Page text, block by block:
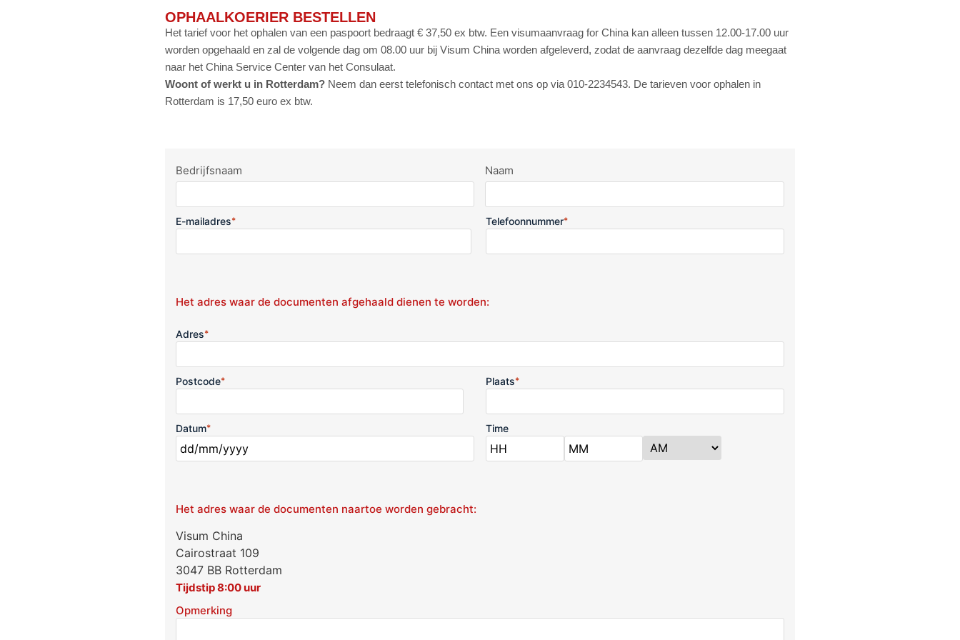
OPHAALKOERIER BESTELLEN
Het tarief voor het ophalen van een paspoort bedraagt € 37,50 ex btw. Een visumaanvraag for China kan alleen tussen 12.00-17.00 uur
worden opgehaald en zal de volgende dag om 08.00 uur bij Visum China worden afgeleverd, zodat de aanvraag dezelfde dag meegaat
naar het China Service Center van het Consulaat.
Woont of werkt u in Rotterdam? Neem dan eerst telefonisch contact met ons op via 010-2234543. De tarieven voor ophalen in
Rotterdam is 17,50 euro ex btw.
Bedrijfsnaam Naam
E-mailadres* Telefoonnummer*
Het adres waar de documenten afgehaald dienen te worden:
Adres*
Postcode* Plaats*
Datum* Time
Het adres waar de documenten naartoe worden gebracht:
Visum China
Cairostraat 109
3047 BB Rotterdam
Tijdstip 8:00 uur
Opmerking